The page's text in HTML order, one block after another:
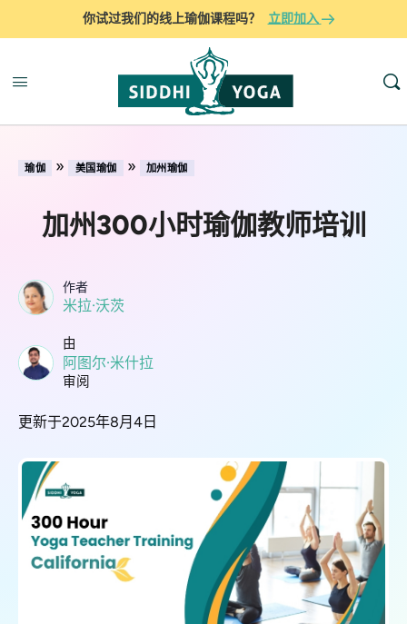
你试过我们的线上瑜伽课程吗？ 立即加入
瑜伽 » 美国瑜伽 » 加州瑜伽
加州300小时瑜伽教师培训
作者
米拉·沃茨
由
阿图尔·米什拉
审阅
更新于2025年8月4日